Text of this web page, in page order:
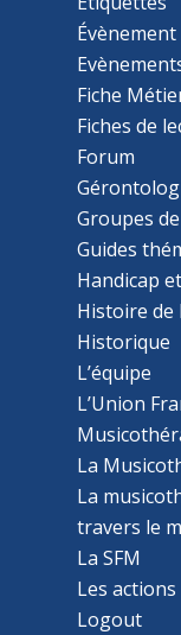
Évènement
Fiche
Fiches de
Forum
Groupes
Guides
Handicap
Histoire de
Historique
L’équipe
L’Union
La
La
travers le
La SFM
Les actions
Logout